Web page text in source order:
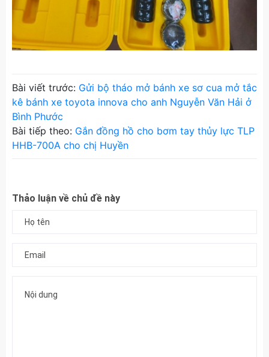
Bài viết trước: Gửi bộ tháo mở bánh xe sơ cua mở tắc
kê bánh xe toyota innova cho anh Nguyễn Văn Hải ở
Bình Phước
Bài tiếp theo: Gắn đồng hồ cho bơm tay thủy lực TLP
HHB-700A cho chị Huyền
Thảo luận về chủ đề này